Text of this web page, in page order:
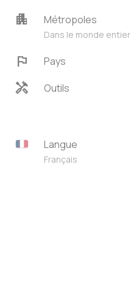
apartment Métropoles
Dans le monde entier
flag Pays
handyman Outils
Langue
Français